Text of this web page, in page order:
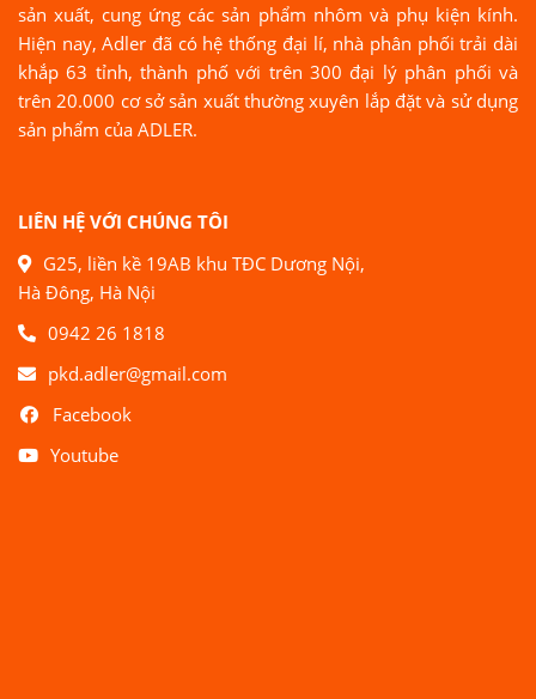
sản xuất, cung ứng các sản phẩm nhôm và phụ kiện kính.
Hiện nay, Adler đã có hệ thống đại lí, nhà phân phối trải dài
khắp 63 tỉnh, thành phố với trên 300 đại lý phân phối và
trên 20.000 cơ sở sản xuất thường xuyên lắp đặt và sử dụng
sản phẩm của ADLER.
LIÊN HỆ VỚI CHÚNG TÔI
G25, liền kề 19AB khu TĐC Dương Nội,
Hà Đông, Hà Nội
0942 26 1818
pkd.adler@gmail.com
Facebook
Youtube